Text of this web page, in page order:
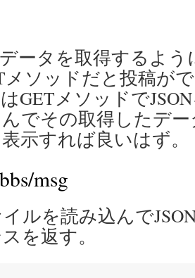
ータを取得するよ
メソッドだと投稿が
GETメソッドで
でその取得したデ
示すれば良いはず。
msg
ルを読み込んで
を返す。